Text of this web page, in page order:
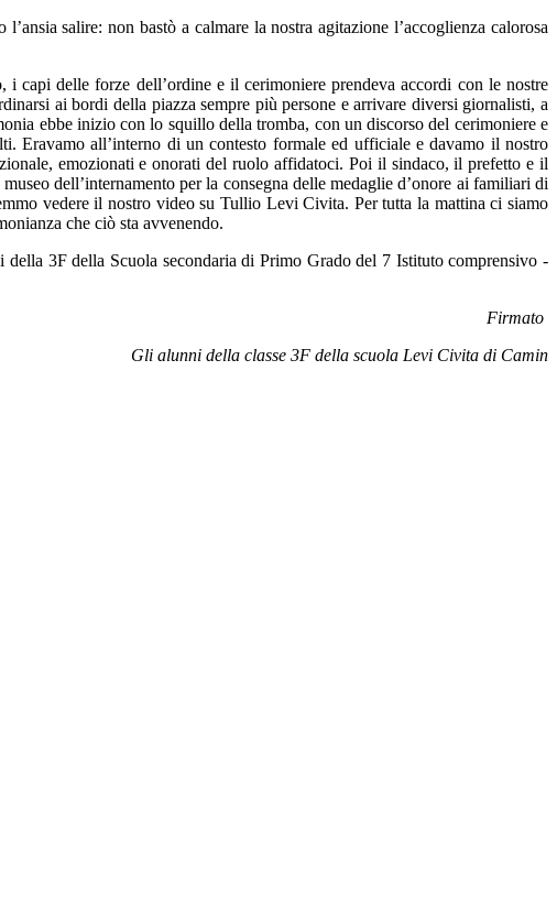
salire: non bastò a calmare la nostra agitazione l’accoglienza calorosa
capi delle forze dell’ordine e il cerimoniere prendeva accordi con le nostre
ai bordi della piazza sempre più persone e arrivare diversi giornalisti, a
ebbe inizio con lo squillo della tromba, con un discorso del cerimoniere e
Eravamo all’interno di un contesto formale ed ufficiale e davamo il nostro
emozionati e onorati del ruolo affidatoci. Poi il sindaco, il prefetto e il
dell’internamento per la consegna delle medaglie d’onore ai familiari di
vedere il nostro video su Tullio Levi Civita. Per tutta la mattina ci siamo
che ciò sta avvenendo.
3F della Scuola secondaria di Primo Grado del 7 Istituto comprensivo -
Firmato
Gli alunni della classe 3F della scuola Levi Civita di Camin